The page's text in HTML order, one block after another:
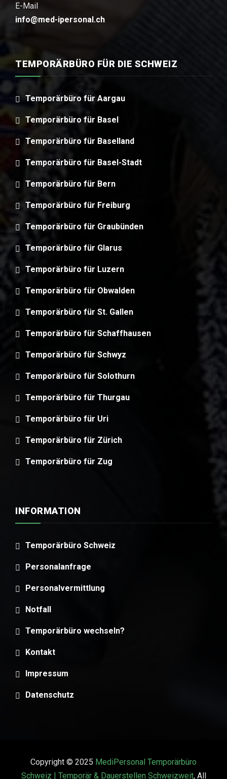
E-Mail
info@med-ipersonal.ch
TEMPORÄRBÜRO FÜR DIE SCHWEIZ
Temporärbüro für Aargau
Temporärbüro für Basel
Temporärbüro für Baselland
Temporärbüro für Basel-Stadt
Temporärbüro für Bern
Temporärbüro für Freiburg
Temporärbüro für Graubünden
Temporärbüro für Glarus
Temporärbüro für Luzern
Temporärbüro für Obwalden
Temporärbüro für St. Gallen
Temporärbüro für Schaffhausen
Temporärbüro für Schwyz
Temporärbüro für Solothurn
Temporärbüro für Thurgau
Temporärbüro für Uri
Temporärbüro für Zürich
Temporärbüro für Zug
INFORMATION
Temporärbüro Schweiz
Personalanfrage
Personalvermittlung
Notfall
Temporärbüro wechseln?
Kontakt
Impressum
Datenschutz
Copyright © 2025 MediPersonal Temporärbüro
Schweiz | Temporär & Dauerstellen Schweizweit, All